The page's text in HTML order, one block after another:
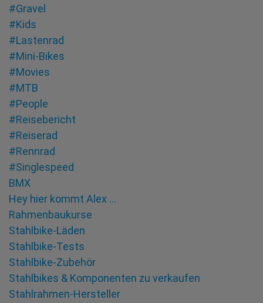
#Gravel
#Kids
#Lastenrad
#Mini-Bikes
#Movies
#MTB
#People
#Reisebericht
#Reiserad
#Rennrad
#Singlespeed
BMX
Hey hier kommt Alex …
Rahmenbaukurse
Stahlbike-Läden
Stahlbike-Tests
Stahlbike-Zubehör
Stahlbikes & Komponenten zu verkaufen
Stahlrahmen-Hersteller